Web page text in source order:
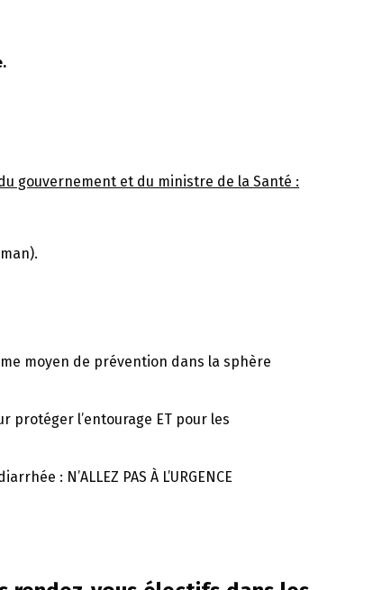
gouvernement et du ministre de la Santé :
moyen de prévention dans la sphère
protéger l’entourage ET pour les
: N’ALLEZ PAS À L’URGENCE